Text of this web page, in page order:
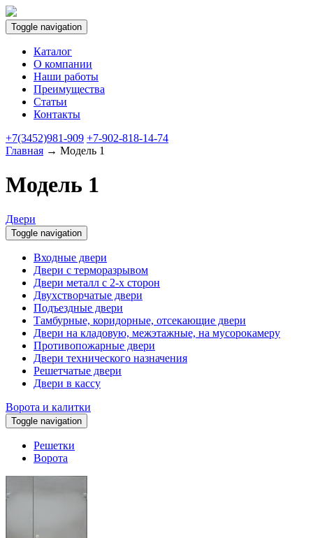
Toggle navigation
Каталог
О компании
Наши работы
Преимущества
Статьи
Контакты
+7(3452)981-909 +7-902-818-14-74
Главная → Модель 1
Модель 1
Двери
Toggle navigation
Входные двери
Двери с терморазрывом
Двери металл с 2-х сторон
Двухстворчатые двери
Подъездные двери
Тамбурные, коридорные, отсекающие двери
Двери на кладовую, межэтажные, на мусорокамеру
Противопожарные двери
Двери технического назначения
Решетчатые двери
Двери в кассу
Ворота и калитки
Toggle navigation
Решетки
Ворота